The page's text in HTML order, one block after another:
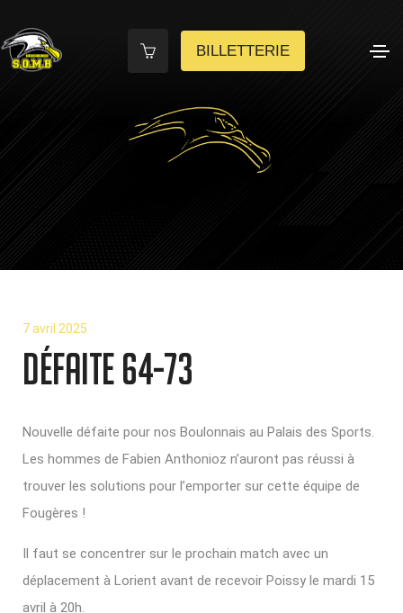
BILLETTERIE
7 avril 2025
Défaite 64-73
Nouvelle défaite pour nos Boulonnais au Palais des Sports.
Les hommes de Fabien Anthonioz n’auront pas réussi à
trouver les solutions pour l’emporter sur cette équipe de
Fougères !
Il faut se concentrer sur le prochain match avec un
déplacement à Lorient avant de recevoir Poissy le mardi 15
avril à 20h.